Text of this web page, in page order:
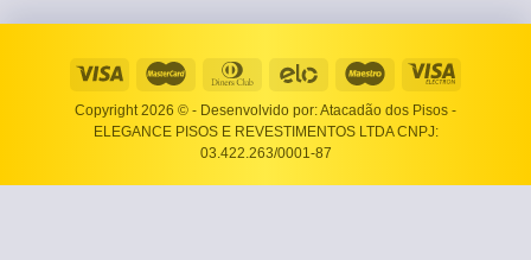
Copyright 2026 © - Desenvolvido por: Atacadão dos Pisos -
ELEGANCE PISOS E REVESTIMENTOS LTDA CNPJ:
03.422.263/0001-87